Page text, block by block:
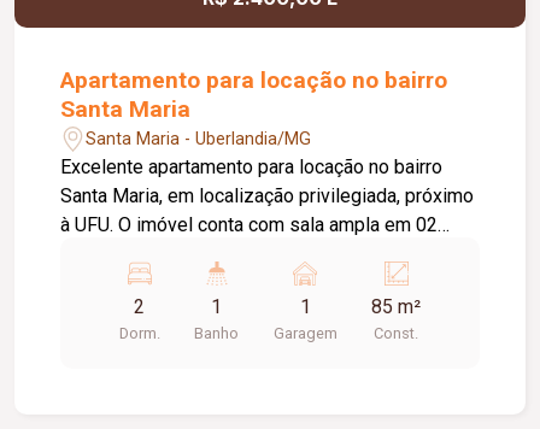
Apartamento para locação no bairro
Santa Maria
Santa Maria - Uberlandia/MG
Excelente apartamento para locação no bairro
Santa Maria, em localização privilegiada, próximo
à UFU. O imóvel conta com sala ampla em 02
embutidos, 01 banheiro social completo, cozinha,
área de serviço com entrada exclusiva e WC,
além de 01 vaga de garagem. Uma excelente
2
Dorm.
1
Banho
1
Garagem
85 m²
Const.